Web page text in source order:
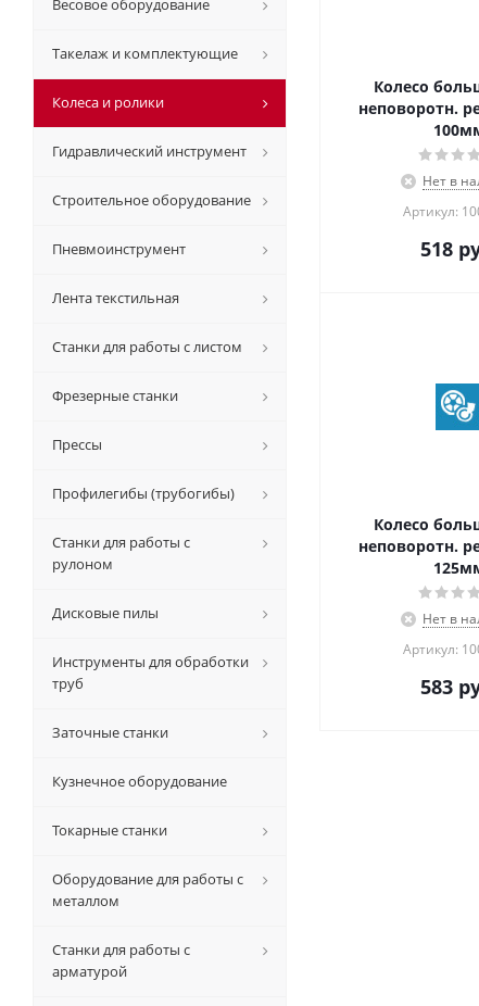
Колесо
неповоротн.
Нет в
Артикул:
518
Колесо
неповоротн.
Нет в
Артикул:
583
Весовое оборудование
Такелаж и комплектующие
Колеса и ролики
Гидравлический инструмент
Строительное оборудование
Пневмоинструмент
Лента текстильная
Станки для работы с листом
Фрезерные станки
Прессы
Профилегибы (трубогибы)
Станки для работы с
рулоном
Дисковые пилы
Инструменты для обработки
труб
Заточные станки
Кузнечное оборудование
Токарные станки
Оборудование для работы с
металлом
Станки для работы с
арматурой